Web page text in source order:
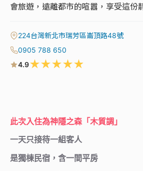
會旅遊，遠離都市的喧囂，享受這份
224台灣新北市瑞芳區崙頂路48號
0905 788 650
4.9★★★★★
此次入住為神隱之森「木質調」
一天只接待一組客人
是獨棟民宿，含一間平房